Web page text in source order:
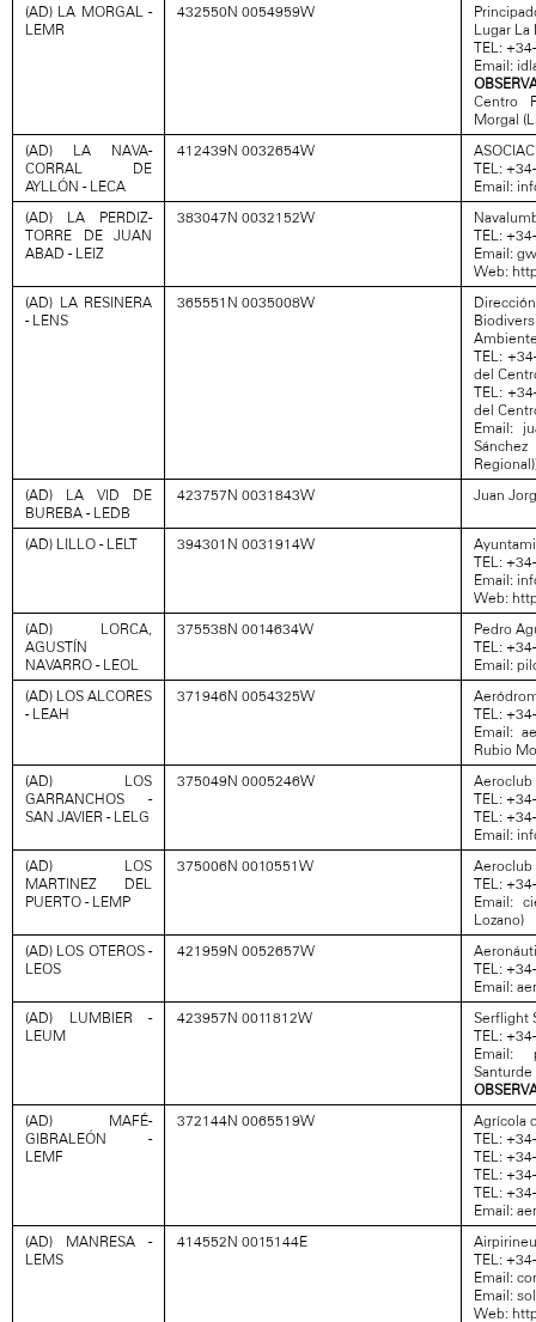
(AD) LA MORGAL -
LEMR
432550N 0054959W
Lugar La
TEL:
Email:
Centro
Morgal
(AD) LA NAVA-
CORRAL DE
AYLLÓN - LECA
412439N 0032654W
TEL:
Email:
(AD) LA PERDIZ-
TORRE DE JUAN
ABAD - LEIZ
383047N 0032152W
TEL:
Email:
Web:
(AD) LA RESINERA
- LENS
365551N 0035008W
TEL:
del
TEL:
del
Email:
(AD) LA VID DE
BUREBA - LEDB
423757N 0031843W Juan
(AD) LILLO - LELT 394301N 0031914W
TEL:
Email:
Web:
(AD) LORCA,
AGUSTÍN
NAVARRO - LEOL
375538N 0014634W
Pedro
TEL:
Email:
(AD) LOS ALCORES
- LEAH
371946N 0054325W
TEL:
Email:
Rubio
(AD) LOS
GARRANCHOS -
SAN JAVIER - LELG
375049N 0005246W
TEL:
TEL:
Email:
(AD) LOS
MARTINEZ DEL
PUERTO - LEMP
375006N 0010551W
Aeroclub
TEL:
Email:
Lozano)
(AD) LOS OTEROS -
LEOS
421959N 0052657W
TEL:
Email:
(AD) LUMBIER -
LEUM
423957N 0011812W
Serflight
TEL:
Email:
Santurde
(AD) MAFÉ-
GIBRALEÓN -
LEMF
372144N 0065519W
Agrícola
TEL:
TEL:
TEL:
TEL:
Email:
(AD) MANRESA -
LEMS
414552N 0015144E
TEL:
Email:
Email:
Web: